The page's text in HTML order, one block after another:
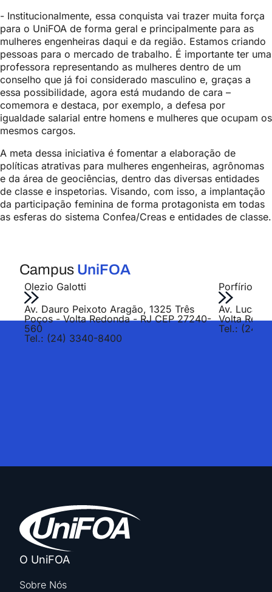
- Institucionalmente, essa conquista vai trazer muita força
para o UniFOA de forma geral e principalmente para as
mulheres engenheiras daqui e da região. Estamos criando
pessoas para o mercado de trabalho. É importante ter uma
professora representando as mulheres dentro de um
conselho que já foi considerado masculino e, graças a
essa possibilidade, agora está mudando de cara –
comemora e destaca, por exemplo, a defesa por
igualdade salarial entre homens e mulheres que ocupam os
mesmos cargos.
A meta dessa iniciativa é fomentar a elaboração de
políticas atrativas para mulheres engenheiras, agrônomas
e da área de geociências, dentro das diversas entidades
de classe e inspetorias. Visando, com isso, a implantação
da participação feminina de forma protagonista em todas
as esferas do sistema Confea/Creas e entidades de classe.
Campus UniFOA
Olezio Galotti
Av. Dauro Peixoto Aragão, 1325 Três
Poços - Volta Redonda - RJ CEP 27240-
560
Tel.: (24) 3340-8400
Porfírio
Av. Lucas
Volta
Tel.: (24)
O UniFOA
Sobre Nós